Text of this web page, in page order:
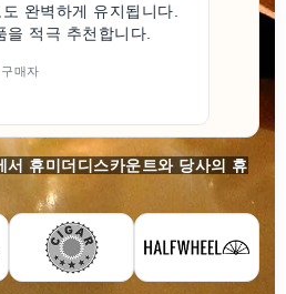
완벽하게 유지됩니다.
을 적극 추천합니다.
매자
서 휴미더디스카운트와 당사의 휴